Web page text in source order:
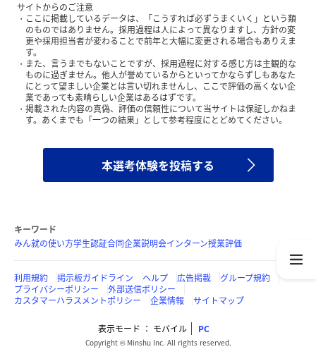
サイトからのご注意
ここに掲載しているデータは、「こうすれば必ずうまくいく」という類
のものではありません。採用過程は人によって異なりますし、方針の変
更や採用担当者が変わることで前年と大幅に変更される場合もありえま
す。
また、言うまでもないことですが、採用過程に対する感じ方は主観的な
ものに過ぎません。他人が誉めているからといってかならずしもあなた
にとって望ましい企業とは言い切れませんし、ここで評価の高くない企
業であっても素晴らしい企業はあるはずです。
掲載された内容の真偽、評価の信頼性について当サイトは保証しかねま
す。あくまでも「一つの結果」として参考程度にとどめてください。
本選考体験を投稿する
キーワード
みん就の使い方学生認証合同企業説明会インターン授業評価
利用規約 掲示板ガイドライン ヘルプ 広告掲載
グループ規約
プライバシーポリシー
外部送信ポリシー
カスタマーハラスメントポリシー
企業情報 サイトマップ
表示モード モバイル PC
Copyright © Minshu Inc. All rights reserved.